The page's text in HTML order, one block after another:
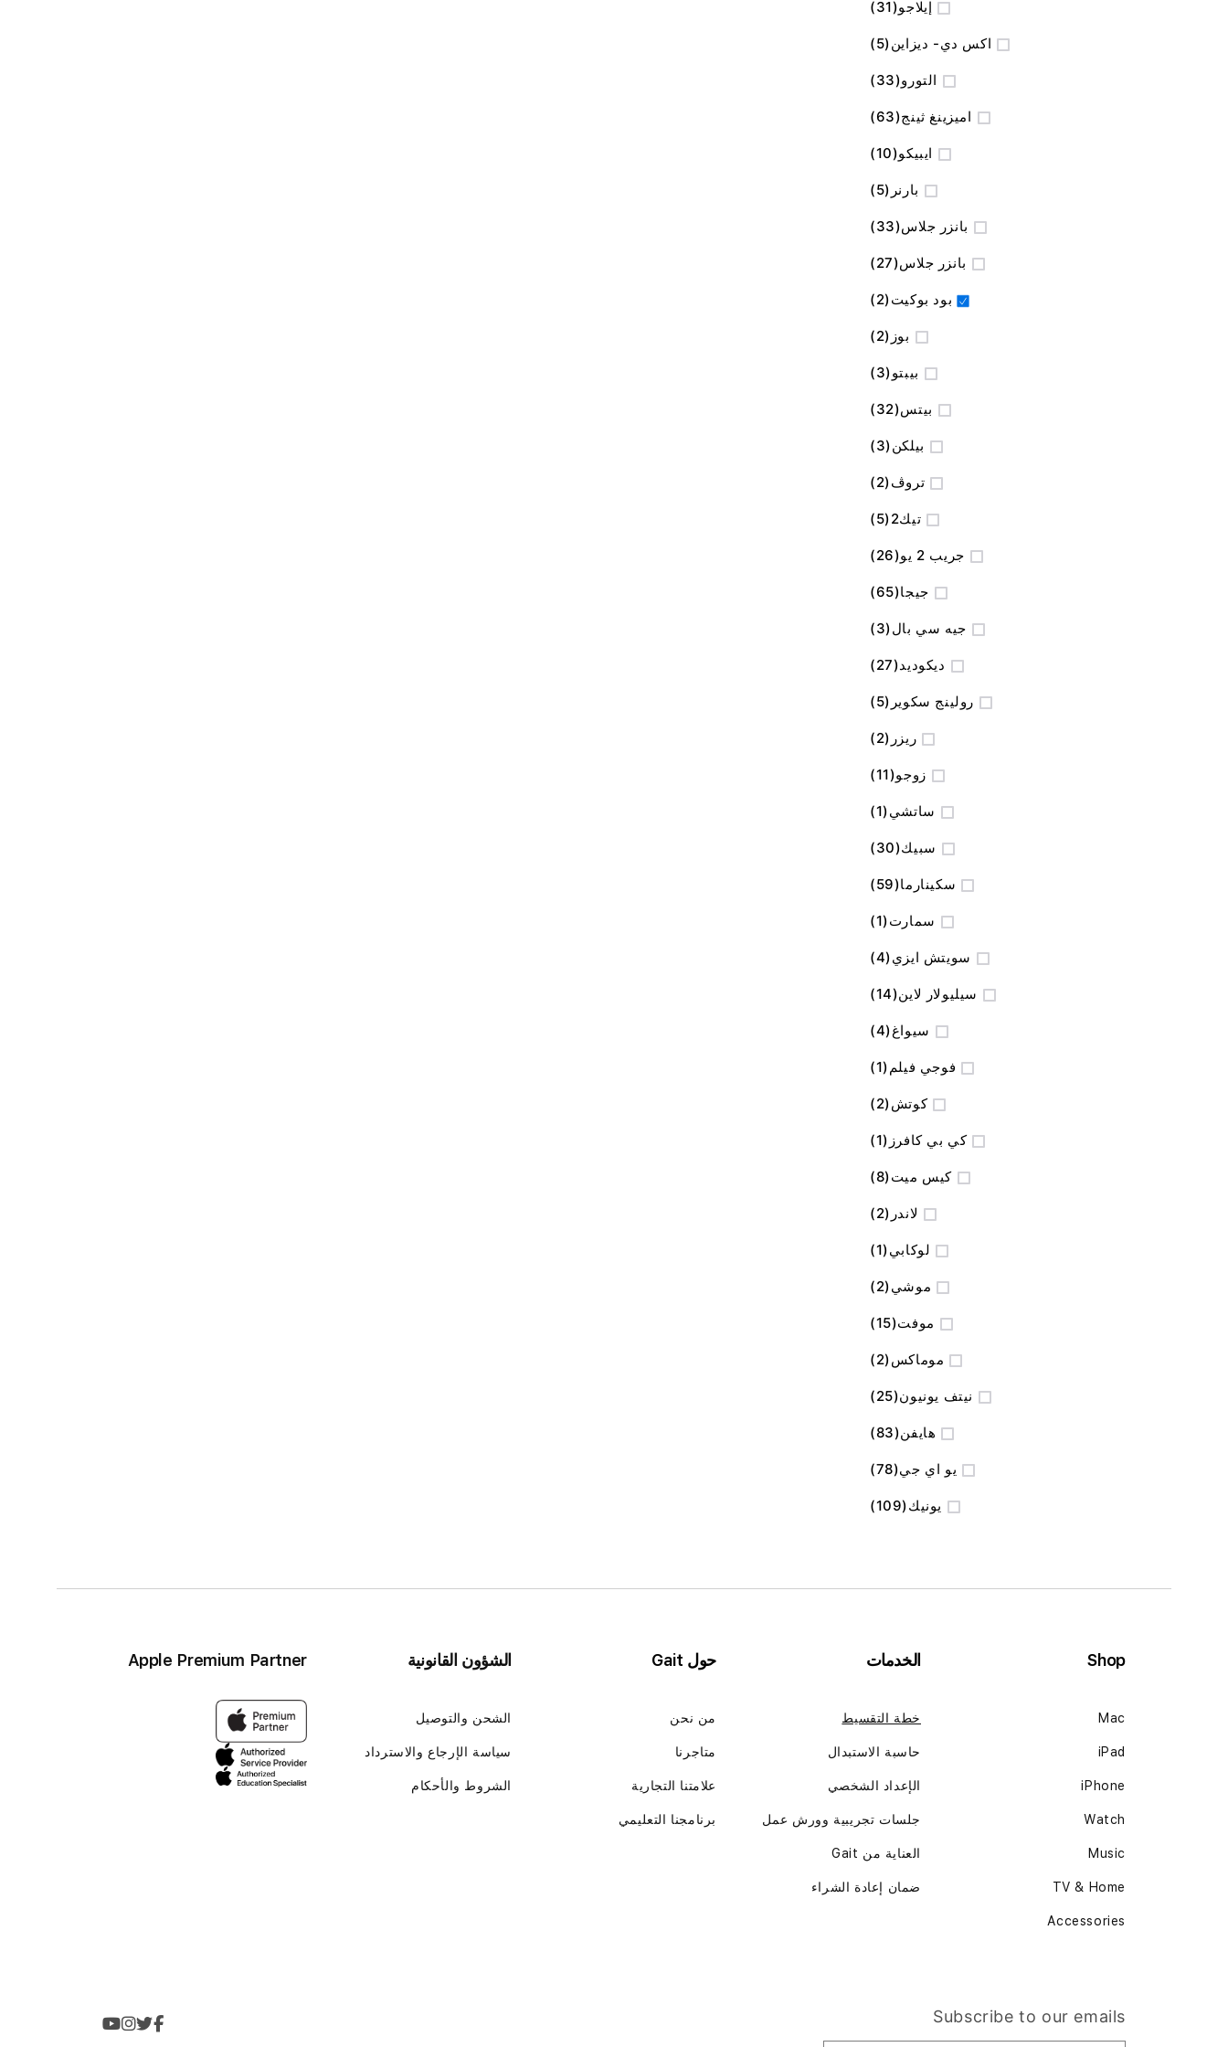
إيلاجو 31
المنتج
اكس دي- ديزاين 5
المنتج
التورو 33
المنتج
اميزينغ ثينج 63
المنتج
ايبيكو 10
المنتج
بارنر 5
المنتج
بانزر جلاس 33
المنتج
بانزر جلاس 27
المنتج
بود بوكيت 2
المنتج
بوز 2
المنتج
بيبتو 3
المنتج
بيتس 32
المنتج
بيلكن 3
المنتج
تروڤ 2
المنتج
تيك2 5
المنتج
جريب 2 يو 26
المنتج
جيجا 65
المنتج
جيه سي بال 3
المنتج
ديكوديد 27
المنتج
رولينج سكوير 5
المنتج
ريزر 2
المنتج
زوجو 11
المنتج
ساتشي 1
منتج
سبيك 30
المنتج
سكينارما 59
المنتج
سمارت 1
منتج
سويتش ايزي 4
المنتج
سيليولار لاين 14
المنتج
سيواغ 4
المنتج
فوجي فيلم 1
منتج
كوتش 2
المنتج
كي بي كافرز 1
منتج
كيس ميت 8
المنتج
لاندر 2
المنتج
لوكابي 1
منتج
موشي 2
المنتج
موفت 15
المنتج
موماكس 2
المنتج
نيتف يونيون 25
المنتج
هايفن 83
المنتج
يو اي جي 78
المنتج
يونيك 109
المنتج
Shop
Mac
iPad
iPhone
Watch
Music
TV & Home
Accessories
الخدمات
خطة التقسيط
حاسبة الاستبدال
الإعداد الشخصي
جلسات تجريبية وورش عمل
العناية من Gait
ضمان إعادة الشراء
حول Gait
من نحن
متاجرنا
علامتنا التجارية
برنامجنا التعليمي
الشؤون القانونية
الشحن والتوصيل
سياسة الإرجاع والاسترداد
الشروط والأحكام
Apple Premium Partner
Subscribe to our emails